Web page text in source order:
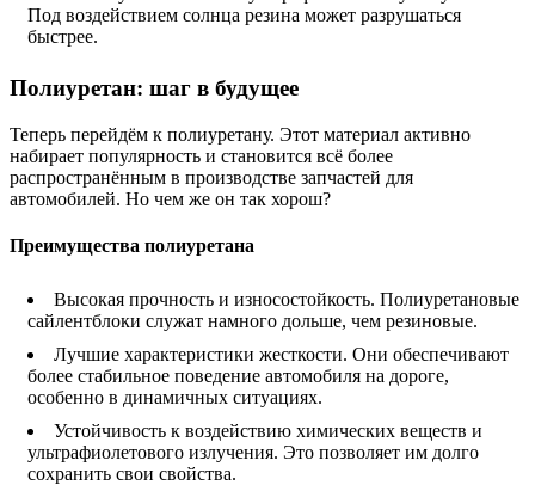
Под воздействием солнца резина может разрушаться
быстрее.
Полиуретан: шаг в будущее
Теперь перейдём к полиуретану. Этот материал активно
набирает популярность и становится всё более
распространённым в производстве запчастей для
автомобилей. Но чем же он так хорош?
Преимущества полиуретана
Высокая прочность и износостойкость. Полиуретановые
сайлентблоки служат намного дольше, чем резиновые.
Лучшие характеристики жесткости. Они обеспечивают
более стабильное поведение автомобиля на дороге,
особенно в динамичных ситуациях.
Устойчивость к воздействию химических веществ и
ультрафиолетового излучения. Это позволяет им долго
сохранить свои свойства.